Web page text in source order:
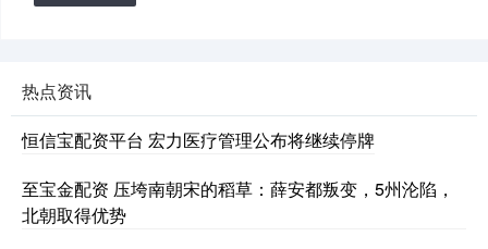
热点资讯
恒信宝配资平台 宏力医疗管理公布将继续停牌
至宝金配资 压垮南朝宋的稻草：薛安都叛变，5州沦陷，
北朝取得优势